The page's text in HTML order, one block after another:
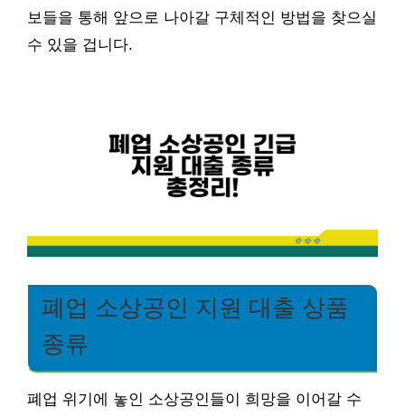
보들을 통해 앞으로 나아갈 구체적인 방법을 찾으실
수 있을 겁니다.
폐업 소상공인 지원 대출 상품
종류
폐업 위기에 놓인 소상공인들이 희망을 이어갈 수